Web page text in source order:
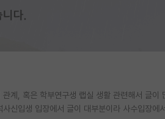
관계, 혹은 학부연구생 랩실 생활 관련해서 글이
사신입생 입장에서 글이 대부분이라 사수입장에